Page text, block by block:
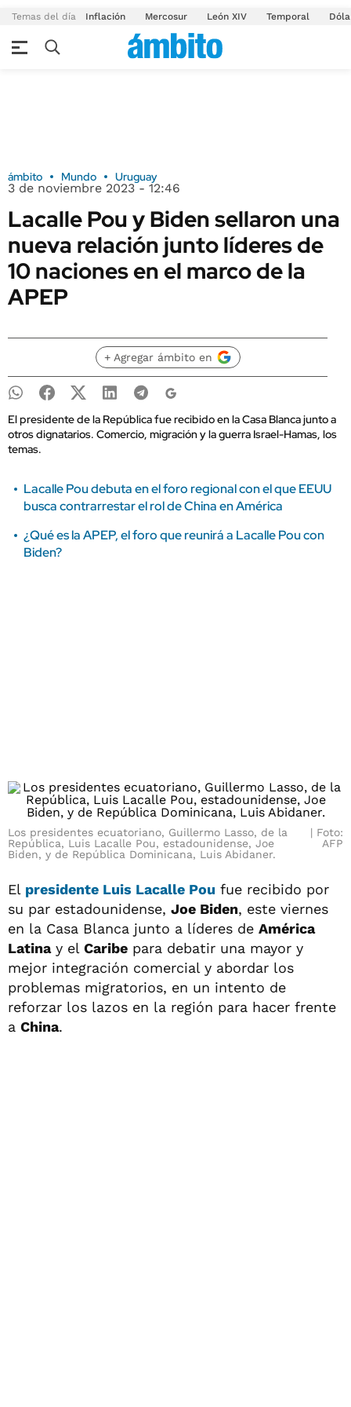
Temas del día Inflación Mercosur León XIV Temporal
ámbito Mundo Uruguay
3 de noviembre 2023 - 12:46
Lacalle Pou y Biden sellaron una
nueva relación junto líderes de
10 naciones en el marco de la
APEP
+ Agregar ámbito en
El presidente de la República fue recibido en la Casa Blanca junto a
otros dignatarios. Comercio, migración y la guerra Israel-Hamas, los
temas.
Lacalle Pou debuta en el foro regional con el que EEUU
busca contrarrestar el rol de China en América
¿Qué es la APEP, el foro que reunirá a Lacalle Pou con
Biden?
Los presidentes ecuatoriano, Guillermo Lasso, de la
República, Luis Lacalle Pou, estadounidense, Joe
Biden, y de República Dominicana, Luis Abidaner.
Foto:
AFP
El presidente Luis Lacalle Pou fue recibido por
su par estadounidense, Joe Biden, este viernes
en la Casa Blanca junto a líderes de América
Latinay el Caribe para debatir una mayor y
mejor integración comercial y abordar los
problemas migratorios, en un intento de
reforzar los lazos en la región para hacer frente
a China.